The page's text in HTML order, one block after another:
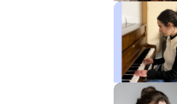
Tali
Klavier / Piano /
Flügel
Ela